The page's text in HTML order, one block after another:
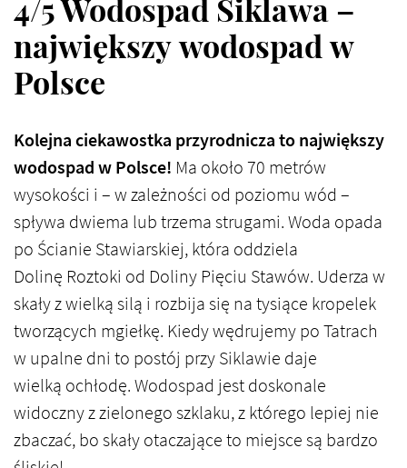
4/5 Wodospad Siklawa –
największy wodospad w
Polsce
Kolejna ciekawostka przyrodnicza to największy
wodospad w Polsce! Ma około 70 metrów
wysokości i – w zależności od poziomu wód –
spływa dwiema lub trzema strugami. Woda opada
po Ścianie Stawiarskiej, która oddziela
Dolinę Roztoki od Doliny Pięciu Stawów. Uderza w
skały z wielką silą i rozbija się na tysiące kropelek
tworzących mgiełkę. Kiedy wędrujemy po Tatrach
w upalne dni to postój przy Siklawie daje
wielką ochłodę. Wodospad jest doskonale
widoczny z zielonego szklaku, z którego lepiej nie
zbaczać, bo skały otaczające to miejsce są bardzo